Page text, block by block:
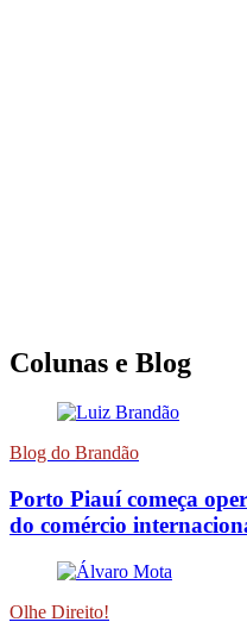
Colunas e Blog
Blog do Brandão
Porto Piauí começa
do comércio
Olhe Direito!